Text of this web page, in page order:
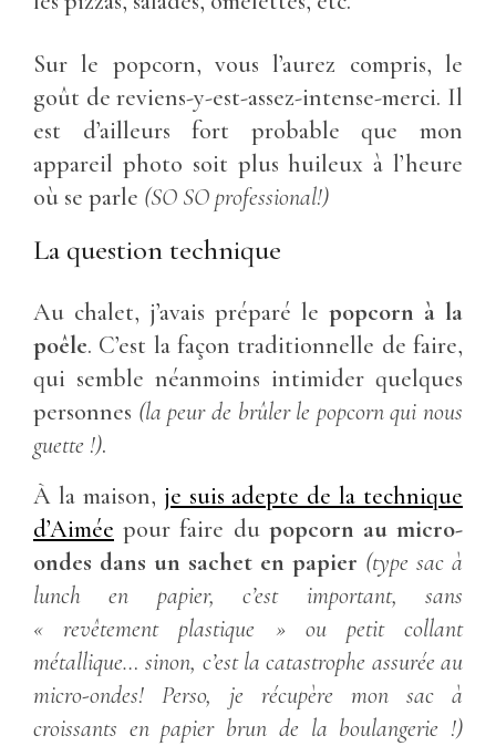
Sur le popcorn, vous l’aurez compris, le
goût de reviens-y-est-assez-intense-merci. Il
est d’ailleurs fort probable que mon
appareil photo soit plus huileux à l’heure
où se parle (SO SO professional!)
La question technique
Au chalet, j’avais préparé le popcorn à la
poêle. C’est la façon traditionnelle de faire,
qui semble néanmoins intimider quelques
personnes (la peur de brûler le popcorn qui nous
guette !).
À la maison, je suis adepte de la technique
d’Aimée pour faire du popcorn au micro-
ondes dans un sachet en papier (type sac à
lunch en papier, c’est important, sans
« revêtement plastique » ou petit collant
métallique… sinon, c’est la catastrophe assurée au
micro-ondes! Perso, je récupère mon sac à
croissants en papier brun de la boulangerie !)